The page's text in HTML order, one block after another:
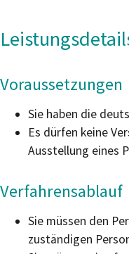
Voraussetzungen
Sie haben die
Es dürfen keine
Ausstellung eines
Verfahrensablauf
Sie müssen den
zuständigen